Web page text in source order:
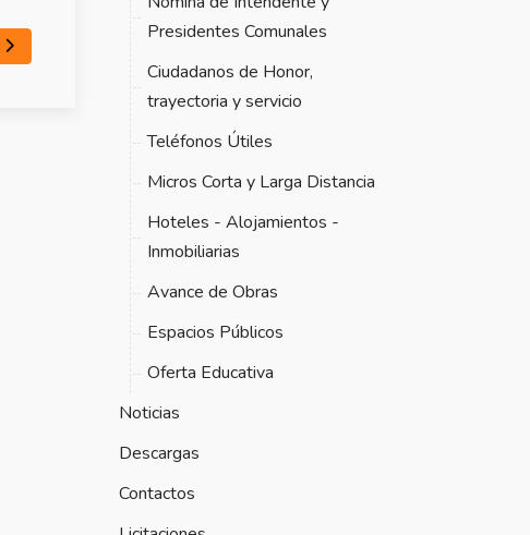
Presidentes Comunales
Ciudadanos de Honor,
trayectoria y servicio
Teléfonos Útiles
Micros Corta y Larga Distancia
Hoteles - Alojamientos -
Inmobiliarias
Avance de Obras
Espacios Públicos
Oferta Educativa
Noticias
Descargas
Contactos